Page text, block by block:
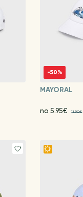
-50%
MAYORAL
no 5.95€ 11.90€